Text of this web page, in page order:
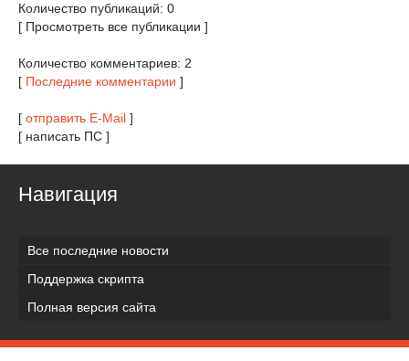
Количество публикаций: 0
[ Просмотреть все публикации ]
Количество комментариев: 2
[ Последние комментарии ]
[ отправить E-Mail ]
[ написать ПС ]
Навигация
Все последние новости
Поддержка скрипта
Полная версия сайта